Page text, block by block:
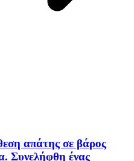
απάτης σε βάρος
Συνελήφθη ένας